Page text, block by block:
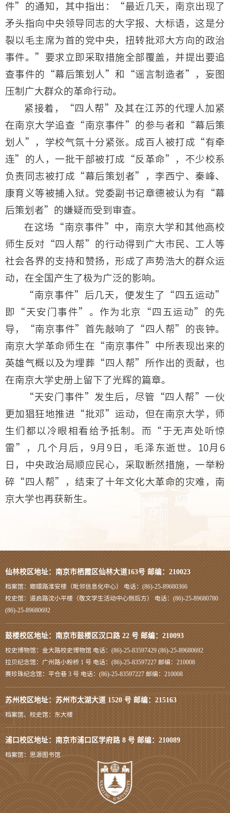
件”的通知，其中指出：“最近几天，南京出现了
矛头指向中央领导同志的大字报、大标语，这是分
裂以毛主席为首的党中央，扭转批邓大方向的政治
事件。”要求立即采取措施全部覆盖，并提出要追
查事件的“幕后策划人”和“谣言制造者”，妄图
压制广大群众的革命行动。
紧接着，“四人帮”及其在江苏的代理人加紧
在南京大学追查“南京事件”的参与者和“幕后策
划人”，学校气氛十分紧张。成百人被打成“有牵
连”的人，一批干部被打成“反革命”，不少校系
负责同志被打成“幕后策划者”，李西宁、秦峰、
康育义等被捕入狱。党委副书记章德被认为有“幕
后策划者”的嫌疑而受到审查。
在这场“南京事件”中，南京大学和其他高校
师生反对“四人帮”的行动得到广大市民、工人等
社会各界的支持和赞扬，形成了声势浩大的群众运
动，在全国产生了极为广泛的影响。
“南京事件”后几天，便发生了“四五运动”
即“天安门事件”。作为北京“四五运动”的先
导，“南京事件”首先敲响了“四人帮”的丧钟。
南京大学革命师生在“南京事件”中所表现出来的
英雄气概以及为埋葬“四人帮”所作出的贡献，也
在南京大学史册上留下了光辉的篇章。
“天安门事件”发生后，尽管“四人帮”一伙
更加猖狂地推进“批邓”运动，但在南京大学，师
生们都以冷眼相看给予抵制。而“于无声处听惊
雷”，几个月后，9月9日，毛泽东逝世。10月6
日，中央政治局顺应民心，采取断然措施，一举粉
碎“四人帮”，结束了十年文化大革命的灾难，南
京大学也再获新生。
仙林校区地址：南京市栖霞区仙林大道163号 邮编：210023
档案馆：嫏嬛路淮安楼（毗邻信息化中心） 电话：(86)-25-89680366
校史馆：道启路沈小平楼（敬文学生活动中心侧后方） 电话：(86)-25-89680780
(86)-25-89680692
鼓楼校区地址：南京市鼓楼区汉口路 22 号 邮编：210093
校史博物馆：金大路校史博物馆 电话：(86)-25-83597429 (86)-25-89680692
拉贝纪念馆：广州路小粉桥 1 号 电话：(86)-25-83597227 邮编：210008
赛珍珠纪念馆：平仓巷 3 号 电话：(86)-25-83597227 邮编：210008
苏州校区地址：苏州市太湖大道 1520 号 邮编：215163
档案馆、校史馆：东大楼
浦口校区地址：南京市浦口区学府路 8 号 邮编：210089
档案馆：思源图书馆